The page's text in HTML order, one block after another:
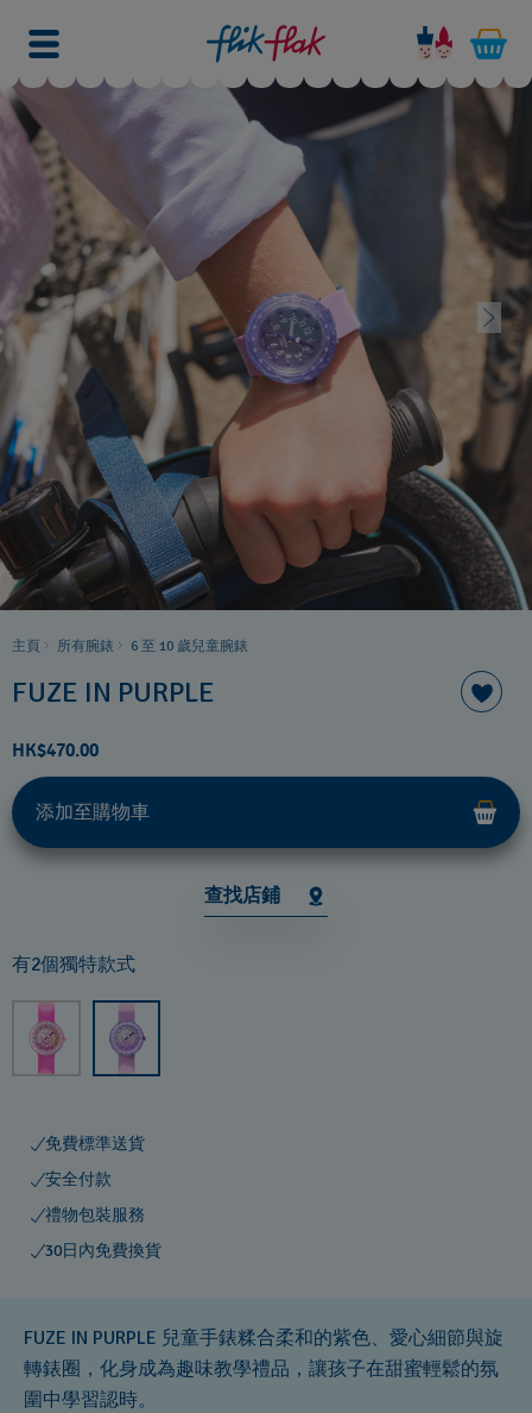
主頁 所有腕錶 6 至 10 歲兒童腕錶
FUZE IN PURPLE
HK$470.00
添加至購物車
查找店鋪
有2個獨特款式
免費標準送貨
安全付款
禮物包裝服務
30日內免費換貨
FUZE IN PURPLE 兒童手錶糅合柔和的紫色、愛心細節與旋
轉錶圈，化身成為趣味教學禮品，讓孩子在甜蜜輕鬆的氛
圍中學習認時。